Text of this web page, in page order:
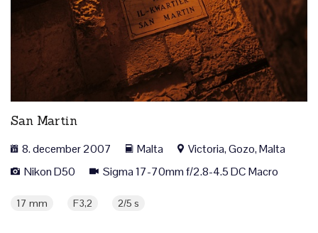
San Martin
8. december 2007 Malta
Victoria, Gozo, Malta
Nikon D50
Sigma 17-70mm f/2.8-4.5 DC Macro
17 mm F3,2 2/5 s